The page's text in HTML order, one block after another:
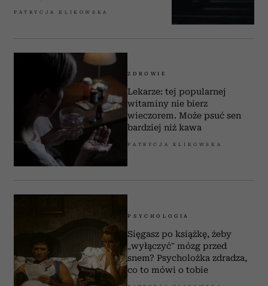
PATRYCJA KLIKOWSKA
ZDROWIE
Lekarze: tej popularnej
witaminy nie bierz
wieczorem. Może psuć sen
bardziej niż kawa
PATRYCJA KLIKOWSKA
PSYCHOLOGIA
Sięgasz po książkę, żeby
„wyłączyć” mózg przed
snem? Psycholożka zdradza,
co to mówi o tobie